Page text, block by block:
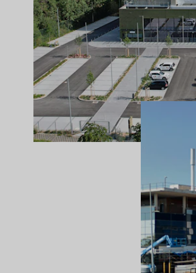
PROJETS SÉLECTIONNÉS